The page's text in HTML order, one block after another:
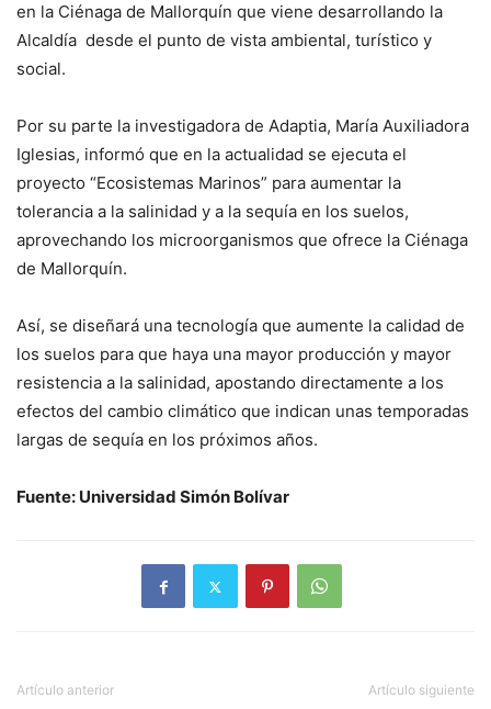
en la Ciénaga de Mallorquín que viene desarrollando la
Alcaldía desde el punto de vista ambiental, turístico y
social.
Por su parte la investigadora de Adaptia, María Auxiliadora
Iglesias, informó que en la actualidad se ejecuta el
proyecto “Ecosistemas Marinos” para aumentar la
tolerancia a la salinidad y a la sequía en los suelos,
aprovechando los microorganismos que ofrece la Ciénaga
de Mallorquín.
Así, se diseñará una tecnología que aumente la calidad de
los suelos para que haya una mayor producción y mayor
resistencia a la salinidad, apostando directamente a los
efectos del cambio climático que indican unas temporadas
largas de sequía en los próximos años.
Fuente: Universidad Simón Bolívar
Artículo anterior Artículo siguiente